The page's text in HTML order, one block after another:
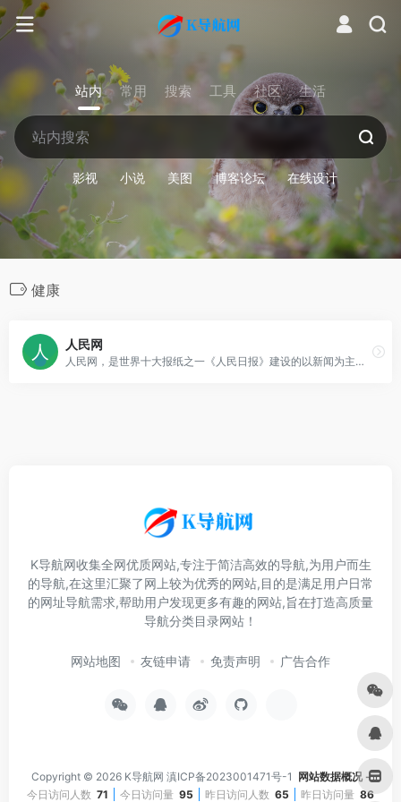
站内 常用 搜索 工具 社区 生活
影视 小说 美图 博客论坛 在线设计
健康
人民网
人民网，是世界十大报纸之一《人民日报》建设的以新闻为主的大型网上信息发布平台，也是互联网上最大的中文和多语种新闻网站之一。作为国家重点新闻网站，人民网以新闻报道
K导航网收集全网优质网站,专注于简洁高效的导航,为用户而生
的导航,在这里汇聚了网上较为优秀的网站,目的是满足用户日常
的网址导航需求,帮助用户发现更多有趣的网站,旨在打造高质量
导航分类目录网站！
网站地图 友链申请 免责声明 广告合作
Copyright © 2026 K导航网 滇ICP备2023001471号-1 网站数据概况 -
今日访问人数 71 今日访问量 95 昨日访问人数 65 昨日访问量 86